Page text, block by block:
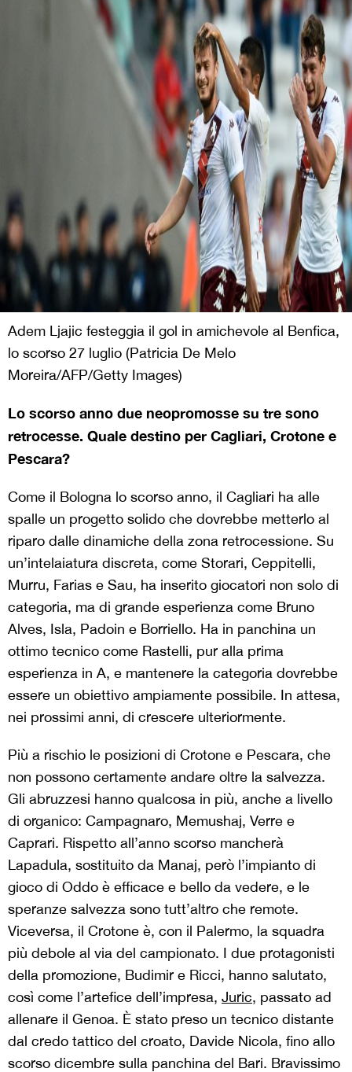
Adem Ljajic festeggia il gol in amichevole al Benfica,
lo scorso 27 luglio (Patricia De Melo
Moreira/AFP/Getty Images)
Lo scorso anno due neopromosse su tre sono
retrocesse. Quale destino per Cagliari, Crotone e
Pescara?
Come il Bologna lo scorso anno, il Cagliari ha alle
spalle un progetto solido che dovrebbe metterlo al
riparo dalle dinamiche della zona retrocessione. Su
un’intelaiatura discreta, come Storari, Ceppitelli,
Murru, Farias e Sau, ha inserito giocatori non solo di
categoria, ma di grande esperienza come Bruno
Alves, Isla, Padoin e Borriello. Ha in panchina un
ottimo tecnico come Rastelli, pur alla prima
esperienza in A, e mantenere la categoria dovrebbe
essere un obiettivo ampiamente possibile. In attesa,
nei prossimi anni, di crescere ulteriormente.
Più a rischio le posizioni di Crotone e Pescara, che
non possono certamente andare oltre la salvezza.
Gli abruzzesi hanno qualcosa in più, anche a livello
di organico: Campagnaro, Memushaj, Verre e
Caprari. Rispetto all’anno scorso mancherà
Lapadula, sostituito da Manaj, però l’impianto di
gioco di Oddo è efficace e bello da vedere, e le
speranze salvezza sono tutt’altro che remote.
Viceversa, il Crotone è, con il Palermo, la squadra
più debole al via del campionato. I due protagonisti
della promozione, Budimir e Ricci, hanno salutato,
così come l’artefice dell’impresa, Juric, passato ad
allenare il Genoa. È stato preso un tecnico distante
dal credo tattico del croato, Davide Nicola, fino allo
scorso dicembre sulla panchina del Bari. Bravissimo